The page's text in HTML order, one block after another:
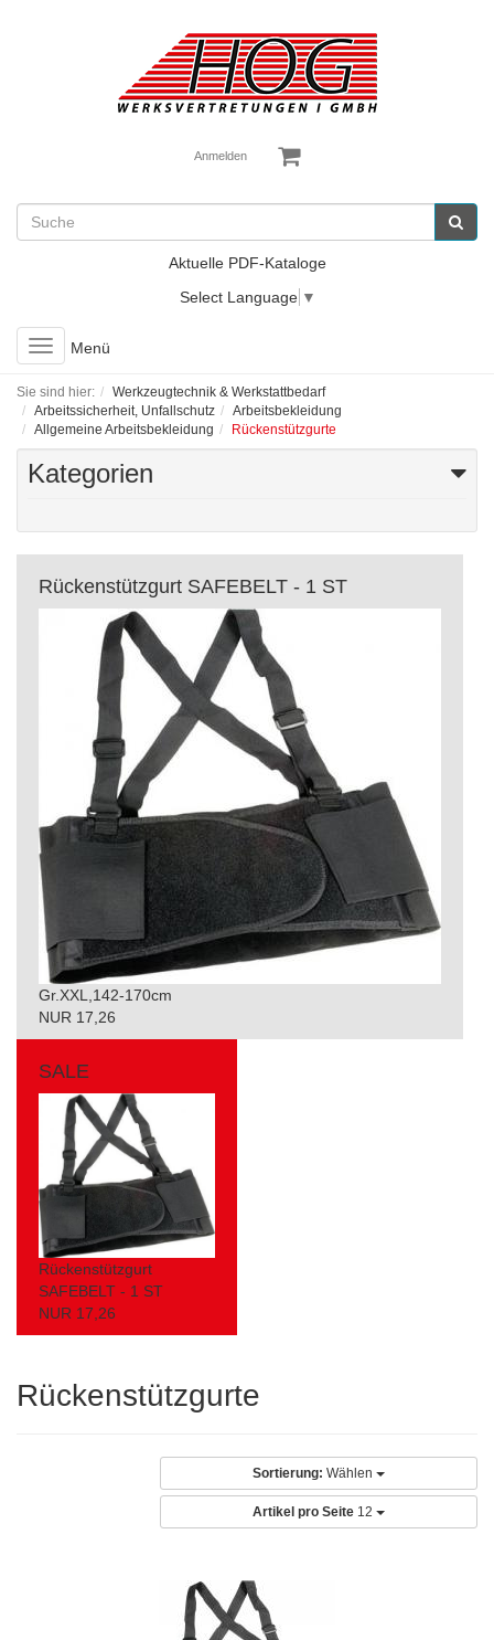
Anmelden
Aktuelle PDF-Kataloge
Select Language ▼
Toggle
navigation
Menü
Sie sind hier:
Werkzeugtechnik & Werkstattbedarf
Arbeitssicherheit, Unfallschutz
Arbeitsbekleidung
Allgemeine Arbeitsbekleidung
Rückenstützgurte
Kategorien
Rückenstützgurt SAFEBELT - 1 ST
Gr.XXL,142-170cm
NUR 17,26
SALE
Rückenstützgurt
SAFEBELT - 1 ST
NUR 17,26
Rückenstützgurte
Sortierung: Wählen
Artikel pro Seite 12